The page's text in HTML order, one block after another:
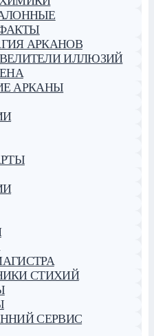
АРКАНОВ
ИЛЛЮЗИЙ
АРКАНЫ
СТИХИЙ
СЕРВИС